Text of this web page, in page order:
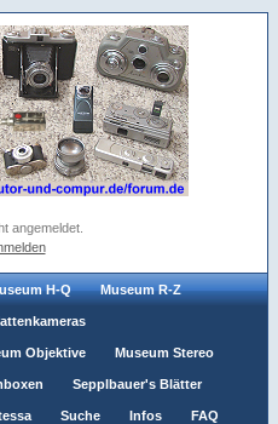
angemeldet.
H-Q Museum R-Z
Objektive Museum Stereo
Sepplbauer's Blätter
Suche Infos FAQ